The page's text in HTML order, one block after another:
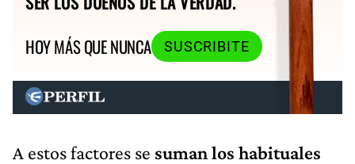
HOY MÁS QUE NUNCA
SUSCRIBITE
A estos factores se suman los habituales